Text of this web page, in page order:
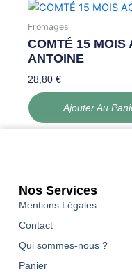
Fromages
COMTÉ 15 MOIS
ANTOINE
28,80€
Ajouter Au
Nos Services
Mentions Légales
Contact
Qui sommes-nous ?
Panier